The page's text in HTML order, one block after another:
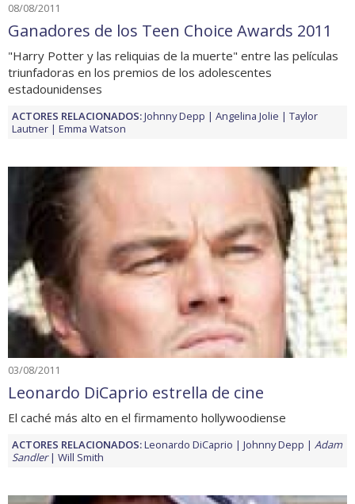
08/08/2011
Ganadores de los Teen Choice Awards 2011
"Harry Potter y las reliquias de la muerte" entre las películas
triunfadoras en los premios de los adolescentes
estadounidenses
ACTORES RELACIONADOS:Johnny Depp Angelina Jolie
Taylor
Lautner
Emma Watson
03/08/2011
Leonardo DiCaprio estrella de cine
El caché más alto en el firmamento hollywoodiense
ACTORES RELACIONADOS:Leonardo DiCaprio Johnny Depp
Adam
Sandler
Will Smith